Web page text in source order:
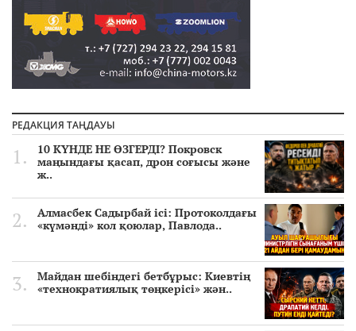
РЕДАКЦИЯ ТАҢДАУЫ
10 КҮНДЕ НЕ ӨЗГЕРДІ? Покровск
маңындағы қасап, дрон соғысы және
ж..
Алмасбек Садырбай ісі: Протоколдағы
«күмәнді» кол қоюлар, Павлода..
Майдан шебіндегі бетбұрыс: Киевтің
«технократиялық төңкерісі» жән..